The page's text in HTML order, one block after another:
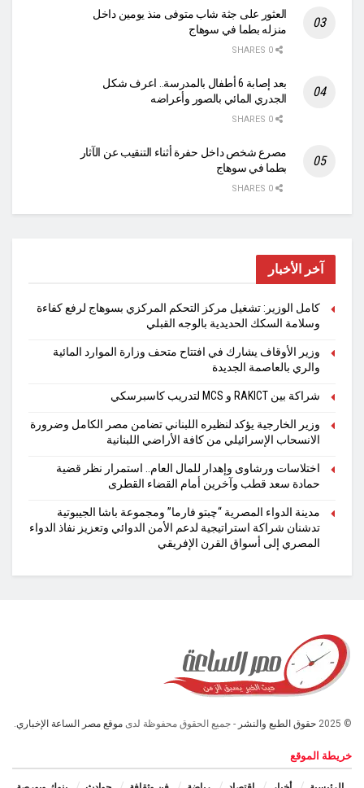
العثور على جثة شاب متوفى منذ يومين داخل
منزله بطما في سوهاج
بعد إصابة 6 أطفال بالمدرسة.. اعرف شكل
الجدري المائي بالصور وأعراضه
مصرع شخص داخل حفرة أثناء التنقيب عن الآثار
بطما في سوهاج
آخر الأخبار
كامل الوزير: تشغيل مركز التحكم المركزي بسوهاج لرفع كفاءة
وسلامة السكك الحديدية بالوجه القبلي
وزير الأوقاف يشارك في افتتاح متحف وزارة الموارد المائية
والري بالعاصمة الجديدة
شراكة بين RAKICT و MCS لتدريب كاسبرسكي
وزير الخارجية يؤكد لنظيره اللبناني تضامن مصر الكامل وضرورة
الانسحاب الإسرائيلي من كافة الأراضي اللبنانية
اختلاسات ورشاوى وإهدار للمال العام.. استمرار نظر قضية
حمادة سعد قطب وآخرين أمام القضاء القطرى
مدينة الدواء المصرية “چبتو فارما” ومجموعة باشا الجيبوتية
تدشنان شراكة استراتيجية لدعم الأمن الدوائي وتعزيز نفاذ الدواء
المصري إلى أسواق القرن الإفريقي
© 2025 حقوق الطبع والنشر - جميع الحقوق محفوظة لدى موقع مصر الساعة الإخباري.
خريطة الموقع